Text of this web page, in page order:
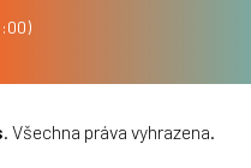
. Všechna práva vyhrazena.